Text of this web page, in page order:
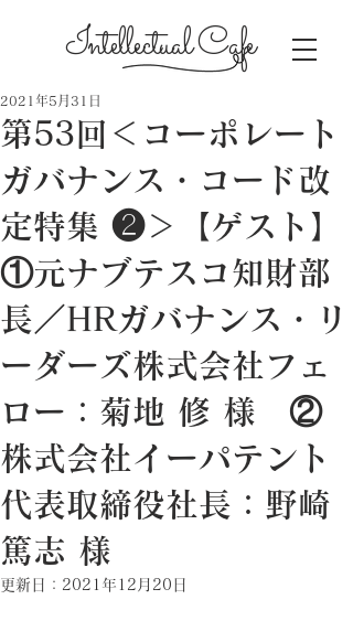
Intellectual Cafe
第53回＜コーポレート
ガバナンス・コード改
定特集 ❷＞【ゲスト】
①元ナブテスコ知財部
長／HRガバナンス・リ
ーダーズ株式会社フェ
ロー：菊地 修 様 ②
株式会社イーパテント
代表取締役社長：野崎
篤志 様
2021年5月31日
更新日： 2021年12月20日